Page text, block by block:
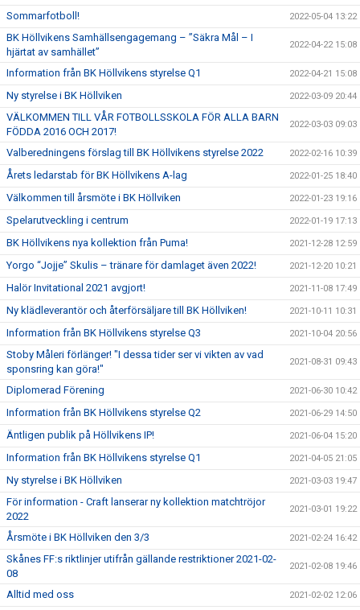
Sommarfotboll! 2022-05-04 13:22
BK Höllvikens Samhällsengagemang – ”Säkra Mål – I
hjärtat av samhället”
2022-04-22 15:08
Information från BK Höllvikens styrelse Q1 2022-04-21 15:08
Ny styrelse i BK Höllviken 2022-03-09 20:44
VÄLKOMMEN TILL VÅR FOTBOLLSSKOLA FÖR ALLA BARN
FÖDDA 2016 OCH 2017!
2022-03-03 09:03
Valberedningens förslag till BK Höllvikens styrelse 2022 2022-02-16 10:39
Årets ledarstab för BK Höllvikens A-lag 2022-01-25 18:40
Välkommen till årsmöte i BK Höllviken 2022-01-23 19:16
Spelarutveckling i centrum 2022-01-19 17:13
BK Höllvikens nya kollektion från Puma! 2021-12-28 12:59
Yorgo “Jojje” Skulis – tränare för damlaget även 2022! 2021-12-20 10:21
Halör Invitational 2021 avgjort! 2021-11-08 17:49
Ny klädleverantör och återförsäljare till BK Höllviken! 2021-10-11 10:31
Information från BK Höllvikens styrelse Q3 2021-10-04 20:56
Stoby Måleri förlänger! "I dessa tider ser vi vikten av vad
sponsring kan göra!"
2021-08-31 09:43
Diplomerad Förening 2021-06-30 10:42
Information från BK Höllvikens styrelse Q2 2021-06-29 14:50
Äntligen publik på Höllvikens IP! 2021-06-04 15:20
Information från BK Höllvikens styrelse Q1 2021-04-05 21:05
Ny styrelse i BK Höllviken 2021-03-03 19:47
För information - Craft lanserar ny kollektion matchtröjor
2022
2021-03-01 19:22
Årsmöte i BK Höllviken den 3/3 2021-02-24 16:42
Skånes FF:s riktlinjer utifrån gällande restriktioner 2021-02-
08
2021-02-08 19:46
Alltid med oss 2021-02-02 12:06